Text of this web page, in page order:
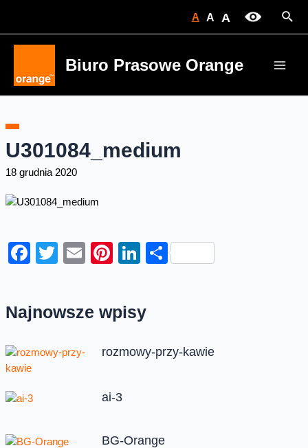
A A A
Biuro Prasowe Orange
U301084_medium
18 grudnia 2020
Facebook
Twitter
EmailPinterest
LinkedIn
Share
Najnowsze wpisy
rozmowy-przy-kawie
ai-3
BG-Orange